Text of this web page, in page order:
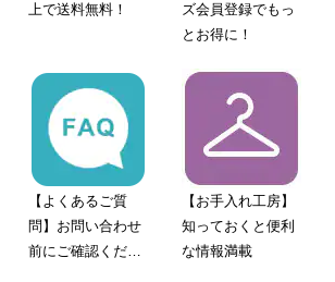
上で送料無料！
ズ会員登録でもっ
とお得に！
【よくあるご質
問】お問い合わせ
前にご確認くださ
【お手入れ工房】
知っておくと便利
な情報満載